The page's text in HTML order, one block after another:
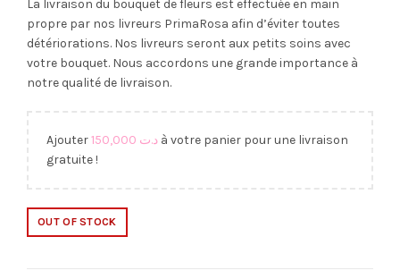
La livraison du bouquet de fleurs est effectuée en main
propre par nos livreurs PrimaRosa afin d’éviter toutes
détériorations. Nos livreurs seront aux petits soins avec
votre bouquet. Nous accordons une grande importance à
notre qualité de livraison.
Ajouter د.ت à votre panier pour une livraison
gratuite !
OUT OF STOCK